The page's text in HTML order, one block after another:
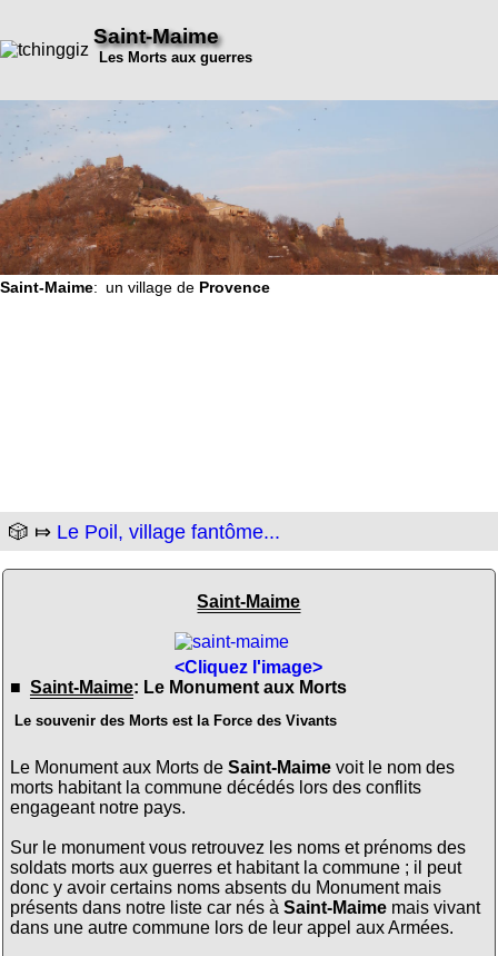
Saint-Maime
Les Morts aux guerres
Saint-Maime: un village de Provence
🎲 ⤇ Le Poil, village fantôme...
Saint-Maime
<Cliquez l'image>
■ Saint-Maime: Le Monument aux Morts
Le souvenir des Morts est la Force des Vivants
Le Monument aux Morts de Saint-Maimevoit le nom des
morts habitant la commune décédés lors des conflits
engageant notre pays.
Sur le monument vous retrouvez les noms et prénoms des
soldats morts aux guerres et habitant la commune ; il peut
donc y avoir certains noms absents du Monument mais
présents dans notre liste car nés à Saint-Maimemais vivant
dans une autre commune lors de leur appel aux Armées.